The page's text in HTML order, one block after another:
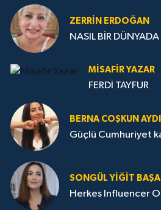
ZERRIN ERDOĞAN
NASIL BİR
MISAFIR YAZAR
FERDİ TAYFUR
BERNA COŞKUN
Güçlü Cumhuriyet
SONGÜL YIĞIT
Herkes Influencer